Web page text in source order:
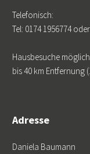
Telefonisch:
Tel: 0174 1956774
Hausbesuche
bis 40 km Entfernung
Adresse
Daniela Baumann